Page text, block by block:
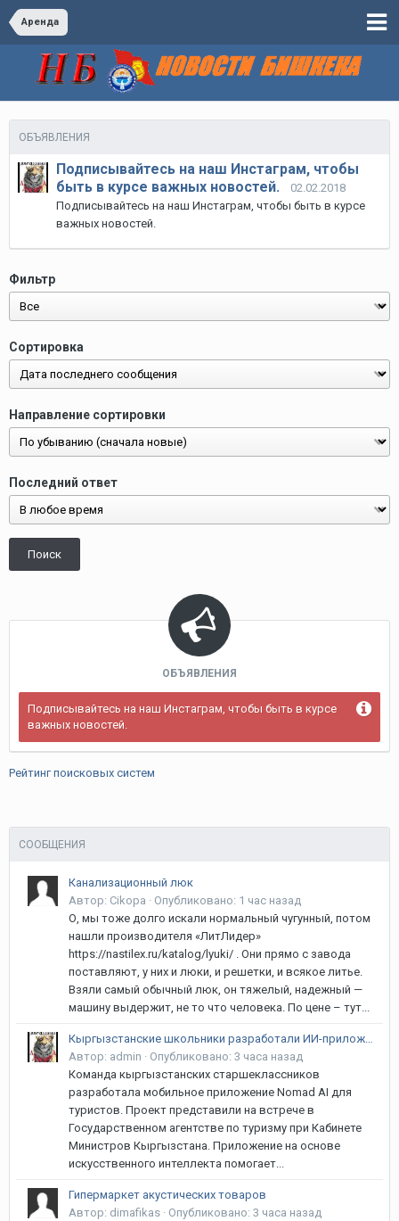
Аренда
ОБЪЯВЛЕНИЯ
Подписывайтесь на наш Инстаграм, чтобы
быть в курсе важных новостей.
02.02.2018
Подписывайтесь на наш Инстаграм, чтобы быть в курсе
важных новостей.
Фильтр
Сортировка
Направление сортировки
Последний ответ
Поиск
ОБЪЯВЛЕНИЯ
Подписывайтесь на наш Инстаграм, чтобы быть в курсе
важных новостей.
Рейтинг поисковых систем
СООБЩЕНИЯ
Канализационный люк
Автор: Cikopa · Опубликовано: 1 час назад
О, мы тоже долго искали нормальный чугунный, потом
нашли производителя «ЛитЛидер»
https://nastilex.ru/katalog/lyuki/ . Они прямо с завода
поставляют, у них и люки, и решетки, и всякое литье.
Взяли самый обычный люк, он тяжелый, надежный —
машину выдержит, не то что человека. По цене – тут...
Кыргызстанские школьники разработали ИИ-приложение для туристов
Автор: admin · Опубликовано: 3 часа назад
Команда кыргызстанских старшеклассников
разработала мобильное приложение Nomad AI для
туристов. Проект представили на встрече в
Государственном агентстве по туризму при Кабинете
Министров Кыргызстана. Приложение на основе
искусственного интеллекта помогает...
Гипермаркет акустических товаров
Автор: dimafikas · Опубликовано: 3 часа назад